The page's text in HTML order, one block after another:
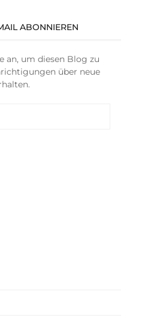
ABONNIEREN
an, um diesen Blog zu
über neue